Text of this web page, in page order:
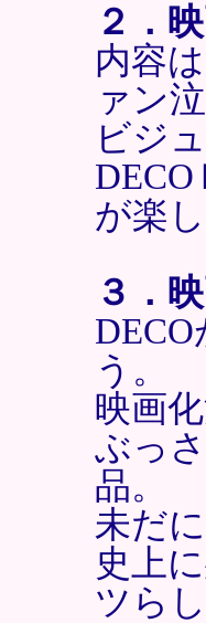
２．
内容
ァン
ビジ
が楽し
３．
う。
映画
ぶっ
品。
未だ
史上
ツらし